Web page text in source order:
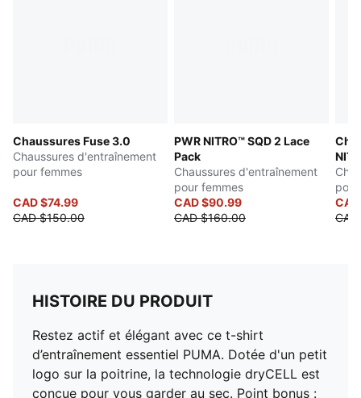
Chaussures Fuse 3.0
Chaussures d'entraînement
pour femmes
CAD $74.99
CAD $150.00
PWR NITRO™ SQD 2 Lace
Pack
Chaussures d'entraînement
pour femmes
CAD $90.99
CAD $160.00
HISTOIRE DU PRODUIT
Restez actif et élégant avec ce t-shirt
d’entraînement essentiel PUMA. Dotée d'un petit
logo sur la poitrine, la technologie dryCELL est
conçue pour vous garder au sec. Point bonus :